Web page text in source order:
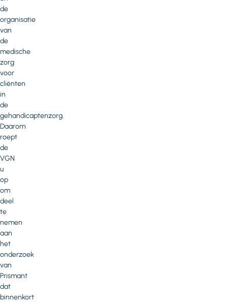
de
organisatie
van
de
medische
zorg
voor
cliënten
in
de
gehandicaptenzorg.
Daarom
roept
de
VGN
u
op
om
deel
te
nemen
aan
het
onderzoek
van
Prismant
dat
binnenkort